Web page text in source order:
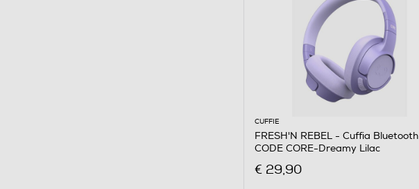
CUFFIE
FRESH'N REBEL - Cuffia Bluetooth
CODE CORE-Dreamy Lilac
€ 29,90